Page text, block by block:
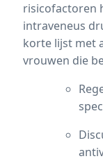
risicofactoren
intraveneus
korte lijst met
vrouwen die